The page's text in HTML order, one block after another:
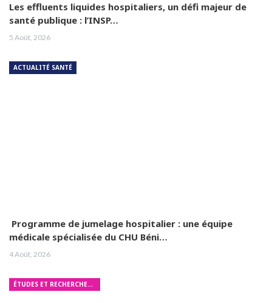
Les effluents liquides hospitaliers, un défi majeur de
santé publique : l’INSP…
5 Août, 2026
ACTUALITÉ SANTÉ
Programme de jumelage hospitalier : une équipe
médicale spécialisée du CHU Béni…
4 Août, 2026
ÉTUDES ET RECHERCHES MÉDICALES